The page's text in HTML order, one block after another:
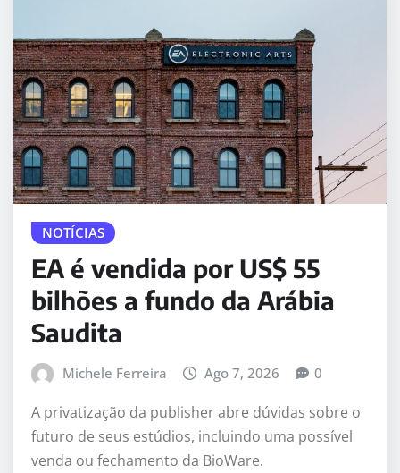
NOTÍCIAS
EA é vendida por US$ 55
bilhões a fundo da Arábia
Saudita
Michele Ferreira Ago 7, 2026 0
A privatização da publisher abre dúvidas sobre o
futuro de seus estúdios, incluindo uma possível
venda ou fechamento da BioWare.